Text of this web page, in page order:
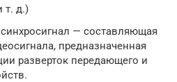
т. д.)
— составляющая
предназначенная
разверток передающего и